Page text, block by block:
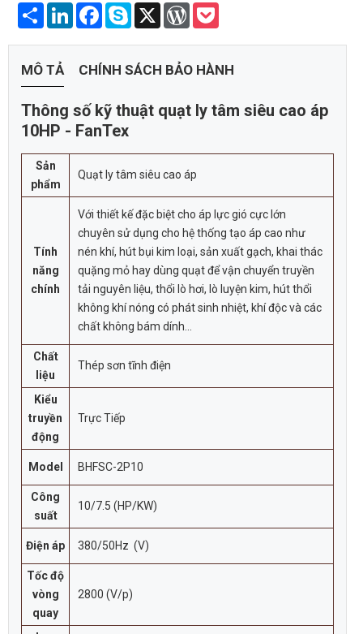
Share LinkedInFacebook
Skype X WordPress
MÔ TẢ CHÍNH SÁCH BẢO HÀNH
Thông số kỹ thuật quạt ly tâm siêu cao áp
10HP - FanTex
Sản
phẩm
Quạt ly tâm siêu cao áp
Tính
năng
chính
Với thiết kế đặc biệt cho áp lực gió cực lớn
chuyên sử dụng cho hệ thống tạo áp cao như
nén khí, hút bụi kim loại, sản xuất gạch, khai thác
quặng mỏ hay dùng quạt để vận chuyển truyền
tải nguyên liệu, thổi lò hơi, lò luyện kim, hút thổi
không khí nóng có phát sinh nhiệt, khí độc và các
chất không bám dính...
Chất
liệu
Thép sơn tĩnh điện
Kiểu
truyền
động
Trực Tiếp
Model BHFSC-2P10
Công
suất
10/7.5 (HP/KW)
Điện áp 380/50Hz (V)
Tốc độ
vòng
quay
2800 (V/p)